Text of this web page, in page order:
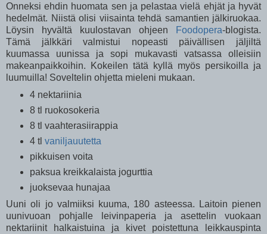
Onneksi ehdin huomata sen ja pelastaa vielä ehjät ja hyvät
hedelmät. Niistä olisi viisainta tehdä samantien jälkiruokaa.
Löysin hyvältä kuulostavan ohjeen
Foodopera-blogista.
Tämä jälkkäri valmistui nopeasti päivällisen jäljiltä
kuumassa uunissa ja sopi mukavasti vatsassa olleisiin
makeanpaikkoihin. Kokeilen tätä kyllä myös persikoilla ja
luumuilla! Soveltelin ohjetta mieleni mukaan.
4 nektariinia
8 tl ruokosokeria
8 tl vaahterasiirappia
4 tl vaniljauutetta
pikkuisen voita
paksua kreikkalaista jogurttia
juoksevaa hunajaa
Uuni oli jo valmiiksi kuuma, 180 asteessa. Laitoin pienen
uunivuoan pohjalle leivinpaperia ja asettelin vuokaan
nektariinit halkaistuina ja kivet poistettuna leikkauspinta